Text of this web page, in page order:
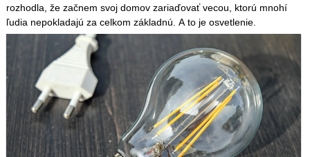
rozhodla, že začnem svoj domov zariaďovať vecou, ktorú mnohí
ľudia nepokladajú za celkom základnú. A to je osvetlenie.